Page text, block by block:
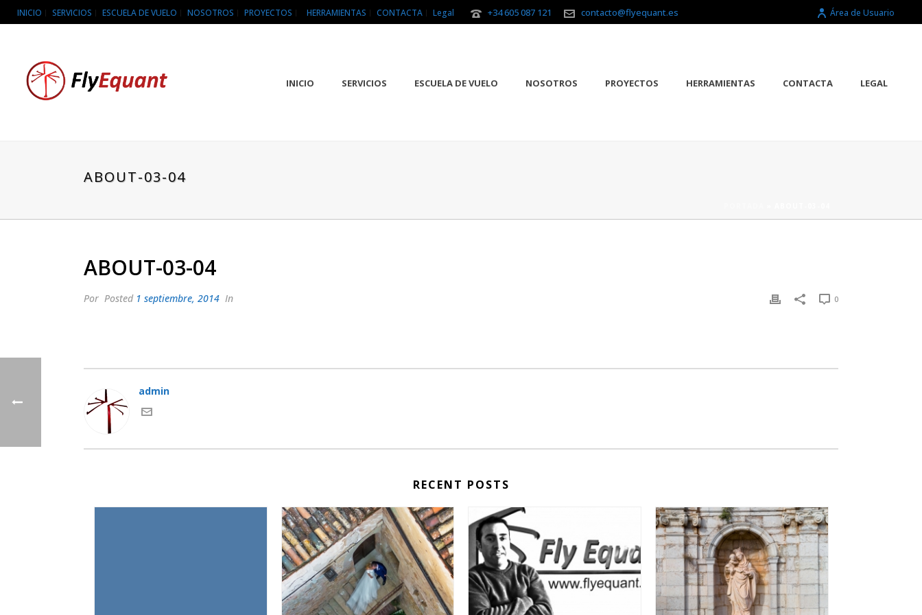
INICIO SERVICIOS ESCUELA DE VUELO NOSOTROS PROYECTOS HERRAMIENTAS CONTACTA Legal +34 605 087 121 contacto@flyequant.es Área de Usuario
INICIO SERVICIOS ESCUELA DE VUELO NOSOTROS PROYECTOS HERRAMIENTAS CONTACTA LEGAL
ABOUT-03-04
ABOUT-03-04
Por Posted 1 septiembre, 2014 In 0
admin
RECENT POSTS